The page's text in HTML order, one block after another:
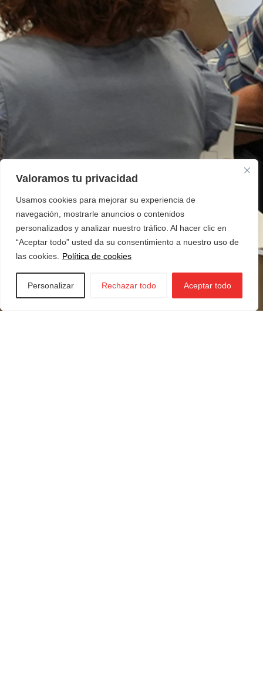
Valoramos tu privacidad
Usamos cookies para mejorar su experiencia de
navegación, mostrarle anuncios o contenidos
personalizados y analizar nuestro tráfico. Al hacer clic en
“Aceptar todo” usted da su consentimiento a nuestro uso de
las cookies.
Política de cookies
Personalizar Rechazar todo Aceptar todo